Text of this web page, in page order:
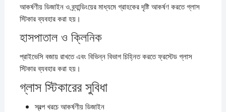
আকর্ষণীয় ডিজাইন ও ব্র্যান্ডিংয়ের মাধ্যমে গ্রাহকের দৃষ্টি আকর্ষণ করতে গ্লাস
স্টিকার ব্যবহার করা হয়।
হাসপাতাল ও ক্লিনিক
প্রাইভেসি বজায় রাখতে এবং বিভিন্ন বিভাগ চিহ্নিত করতে ফ্রস্টেড গ্লাস
স্টিকার ব্যবহার করা হয়।
গ্লাস স্টিকারের সুবিধা
স্বল্প খরচে আকর্ষণীয় ডিজাইন